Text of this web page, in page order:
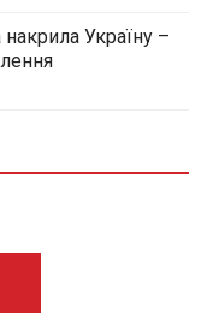
Україну –